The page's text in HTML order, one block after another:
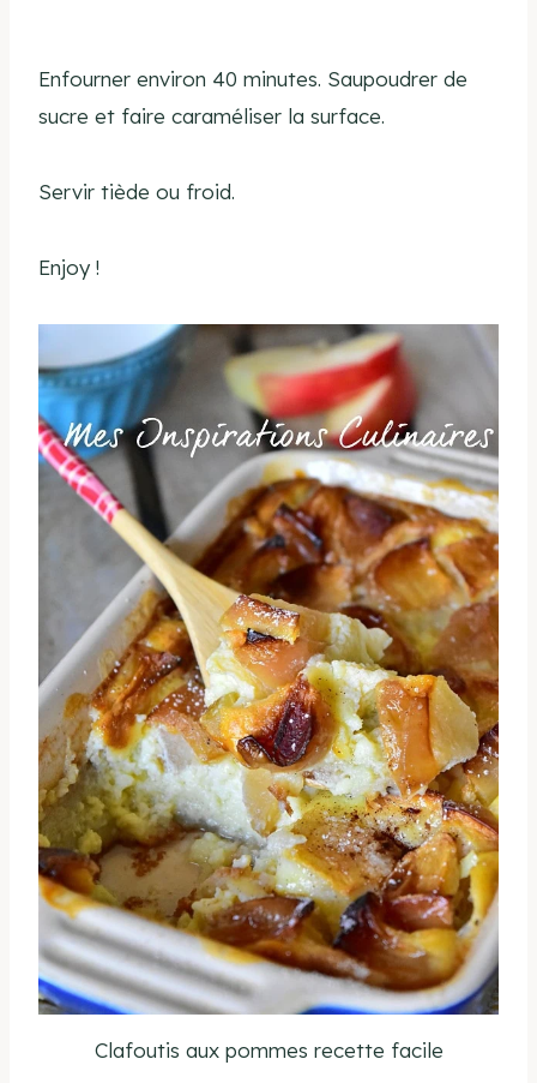
Enfourner environ 40 minutes. Saupoudrer de
sucre et faire caraméliser la surface.
Servir tiède ou froid.
Enjoy !
Clafoutis aux pommes recette facile